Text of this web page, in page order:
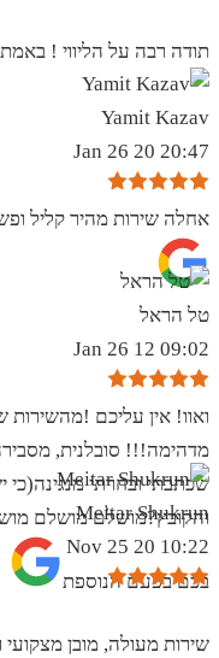
תודה רבה על הליווי !
Yamit Kazav
20:47 20 Jan 26
אחלה שירות מהיר קליל
טל הראל
09:02 12 Jan 26
ואוו! אין עליכם
מדהימה!!! סובלנית,
שכתבתי ובחרתי מנגינה(כי
והקובץ?מושלם מושלם
בכם בפעם הנוספת
Meitar Shukrun
10:22 20 Nov 25
שירות מעולה, מובן מצקועי